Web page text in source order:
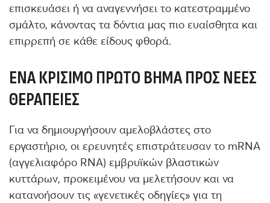
επισκευάσει ή να αναγεννήσει το κατεστραμμένο
σμάλτο, κάνοντας τα δόντια μας πιο ευαίσθητα και
επιρρεπή σε κάθε είδους φθορά.
ΈΝΑ ΚΡΊΣΙΜΟ ΠΡΏΤΟ ΒΉΜΑ ΠΡΟΣ ΝΈΕΣ
ΘΕΡΑΠΕΊΕΣ
Για να δημιουργήσουν αμελοβλάστες στο
εργαστήριο, οι ερευνητές επιστράτευσαν το mRNA
(αγγελιαφόρο RNA) εμβρυϊκών βλαστικών
κυττάρων, προκειμένου να μελετήσουν και να
κατανοήσουν τις «γενετικές οδηγίες» για τη